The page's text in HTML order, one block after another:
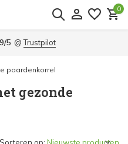
0
5 @Trustpilot
paardenkorrel
gezonde